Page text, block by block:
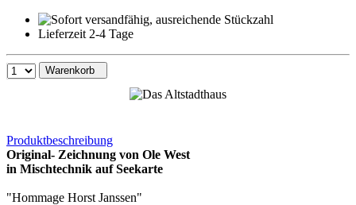
Lieferzeit 2-4 Tage
Warenkorb
Produktbeschreibung
Original- Zeichnung von Ole West
in Mischtechnik auf Seekarte
"Hommage Horst Janssen"